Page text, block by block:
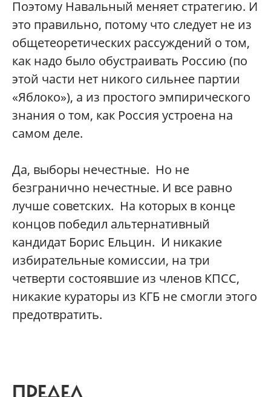
Поэтому Навальный меняет стратегию. И
это правильно, потому что следует не из
общетеоретических рассуждений о том,
как надо было обустраивать Россию (по
этой части нет никого сильнее партии
«Яблоко»), а из простого эмпирического
знания о том, как Россия устроена на
самом деле.
Да, выборы нечестные. Но не
безгранично нечестные. И все равно
лучше советских. На которых в конце
концов победил альтернативный
кандидат Борис Ельцин. И никакие
избирательные комиссии, на три
четверти состоявшие из членов КПСС,
никакие кураторы из КГБ не смогли этого
предотвратить.